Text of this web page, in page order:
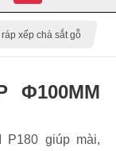
xếp chà sắt gỗ
Φ100MM
giúp mài,